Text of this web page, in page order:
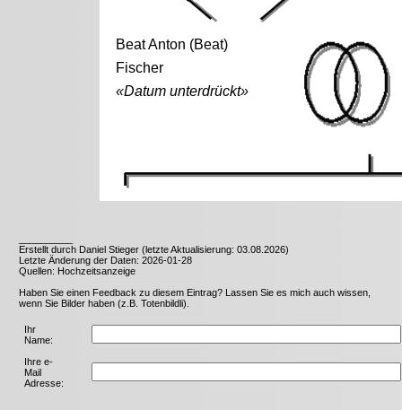
Beat Anton (Beat)
Fischer
«Datum unterdrückt»
Erstellt durch Daniel Stieger (letzte Aktualisierung: 03.08.2026)
Letzte Änderung der Daten: 2026-01-28
Quellen: Hochzeitsanzeige
Haben Sie einen Feedback zu diesem Eintrag? Lassen Sie es mich auch wissen,
wenn Sie Bilder haben (z.B. Totenbildli).
Ihr
Name:
Ihre e-
Mail
Adresse: